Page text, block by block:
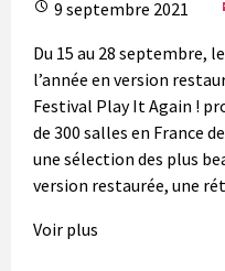
9 septembre 2021
Du 15 au 28 septembre,
l’année en version
Festival Play It Again !
de 300 salles en France
une sélection des plus
version restaurée, une
Voir plus